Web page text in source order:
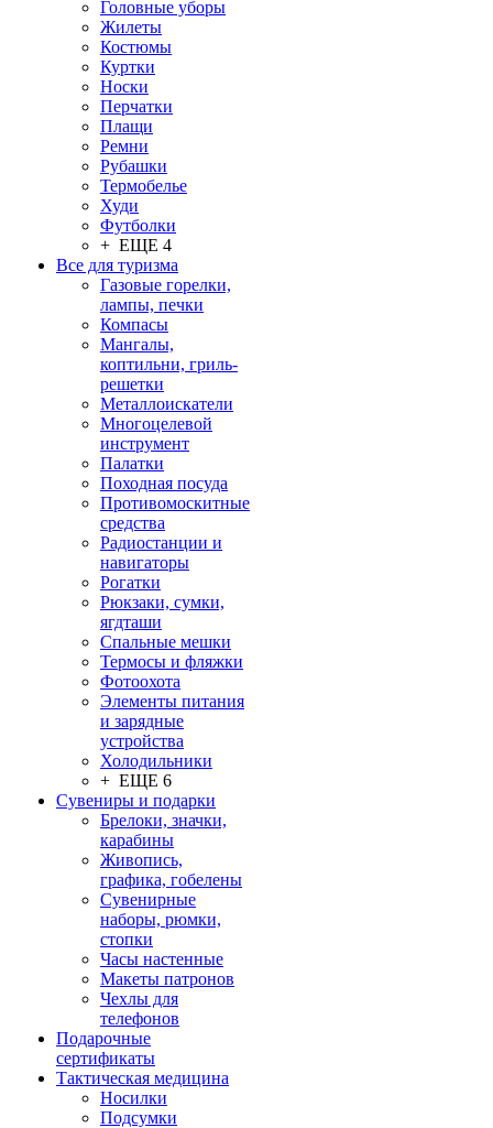
Головные уборы
Жилеты
Костюмы
Куртки
Носки
Перчатки
Плащи
Ремни
Рубашки
Термобелье
Худи
Футболки
+ ЕЩЕ 4
Все для туризма
Газовые горелки,
лампы, печки
Компасы
Мангалы,
коптильни, гриль-
решетки
Металлоискатели
Многоцелевой
инструмент
Палатки
Походная посуда
Противомоскитные
средства
Радиостанции и
навигаторы
Рогатки
Рюкзаки, сумки,
ягдташи
Спальные мешки
Термосы и фляжки
Фотоохота
Элементы питания
и зарядные
устройства
Холодильники
+ ЕЩЕ 6
Сувениры и подарки
Брелоки, значки,
карабины
Живопись,
графика, гобелены
Сувенирные
наборы, рюмки,
стопки
Часы настенные
Макеты патронов
Чехлы для
телефонов
Подарочные
сертификаты
Тактическая медицина
Носилки
Подсумки